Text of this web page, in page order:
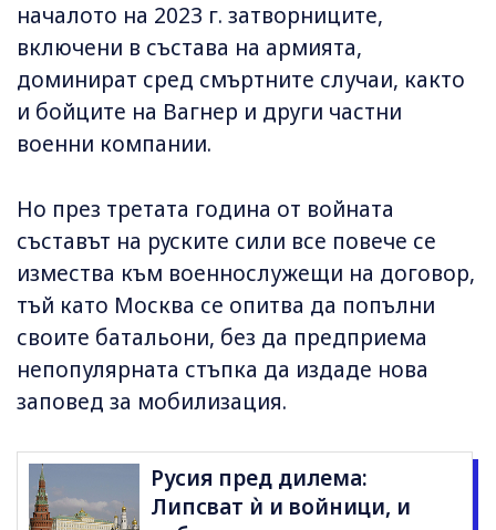
началото на 2023 г. затворниците,
включени в състава на армията,
доминират сред смъртните случаи, както
и бойците на Вагнер и други частни
военни компании.
Но през третата година от войната
съставът на руските сили все повече се
измества към военнослужещи на договор,
тъй като Москва се опитва да попълни
своите батальони, без да предприема
непопулярната стъпка да издаде нова
заповед за мобилизация.
Русия пред дилема:
Липсват ѝ и войници, и